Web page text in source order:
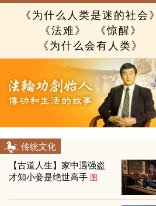
《为什么人类是迷的社会》
《法难》
《惊醒》
《为什么会有人类》
传统文化
【古道人生】家中遇强盗
才知小妾是绝世高手 图